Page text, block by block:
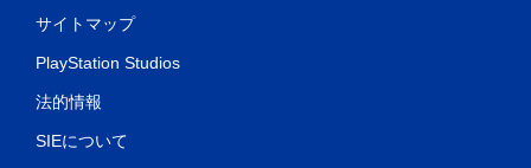
サイトマップ
PlayStation Studios
法的情報
SIEについて